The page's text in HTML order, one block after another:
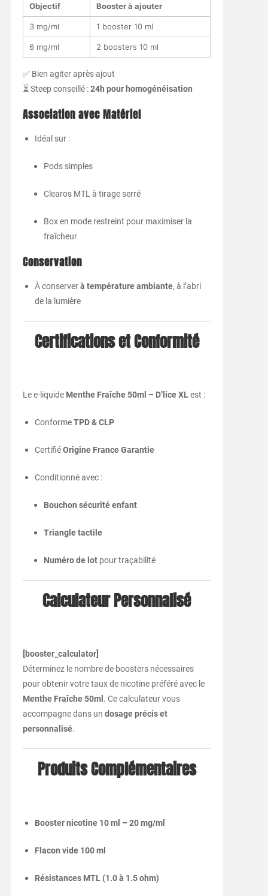
Objectif Boosterà ajouter
3 mg/ml 1 booster 10 ml
6 mg/ml 2 boosters 10 ml
✅ Bien agiteraprèsajout
⏳ Steep conseillé :24h pour homogénéisation
Association avec Matériel
Idéal sur :
Pods simples
Clearos MTL à tirage serré
Boxen mode restreint pour maximiser la
fraîcheur
Conservation
Àconserverà températureambiante, à l’abri
de la lumière
CertificationsetConformité
Lee-liquide Menthe Fraîche50ml – D’liceXLest :
ConformeTPD &CLP
CertifiéOrigine FranceGarantie
Conditionnéavec :
Bouchon sécuritéenfant
Triangletactile
Numérode lot pourtraçabilité
Calculateur Personnalisé
[booster_calculator]
Déterminez le nombrede boosters nécessaires
pourobtenirvotretauxde nicotine préféréavec le
Menthe Fraîche50ml . Cecalculateurvous
accompagnedans un dosagepréciset
personnalisé.
ProduitsComplémentaires
Boosternicotine 10ml – 20mg/ml
Flacon vide 100ml
Résistances MTL (1.0à 1.5ohm)